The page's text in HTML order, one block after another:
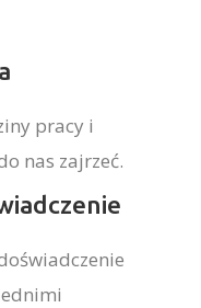
pracy i
nas zajrzeć.